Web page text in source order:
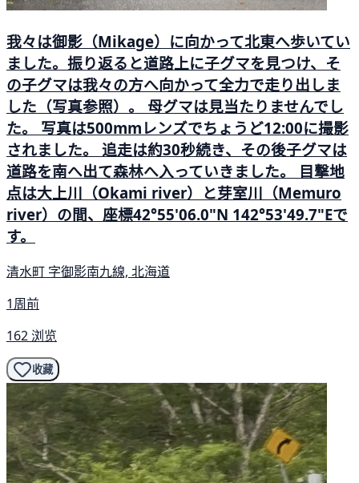
我々は御影（Mikage）に向かって北東へ歩いてい
ました。振り返ると道路上に子グマを見つけ、そ
の子グマは我々の方へ向かって全力で走り出しま
した（写真参照）。 母グマは見当たりませんでし
た。 写真は500mmレンズでちょうど12:00に撮影
されました。 追走は約30秒続き、その後子グマは
道路を南へ出て森林へ入っていきました。 目撃地
点は大上川（Okami river）と芽室川（Memuro
river）の間、座標42°55'06.0"N 142°53'49.7"Eで
す。
清水町 字御影南九線, 北海道
1周前
162 浏览
收藏